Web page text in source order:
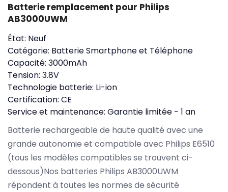
Batterie remplacement pour Philips
AB3000UWM
État: Neuf
Catégorie: Batterie Smartphone et Téléphone
Capacité: 3000mAh
Tension: 3.8V
Technologie batterie: Li-ion
Certification: CE
Service et maintenance: Garantie limitée - 1 an
Batterie rechargeable de haute qualité avec une
grande autonomie et compatible avec Philips E6510
(tous les modèles compatibles se trouvent ci-
dessous)Nos batteries Philips AB3000UWM
répondent à toutes les normes de sécurité